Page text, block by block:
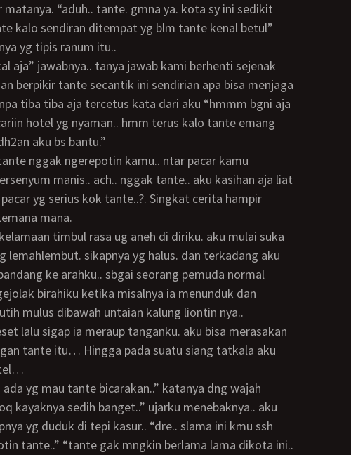
“aduh.. tante. gmna ya. kota sy ini sedikit
kalo sendiran ditempat yg blm tante kenal betul”
yg tipis ranum itu..
berpikir tante secantik ini sendirian apa bisa menjaga
tiba tiba aja tercetus kata dari aku “hmmm bgni aja
hotel yg nyaman.. hmm terus kalo tante emang
aku bs bantu.”
manis.. ach.. nggak tante.. aku kasihan aja liat
yg serius kok tante..?. Singkat cerita hampir
mana.
lemahlembut. sikapnya yg halus. dan terkadang aku
ke arahku.. sbgai seorang pemuda normal
birahiku ketika misalnya ia menunduk dan
mulus dibawah untaian kalung liontin nya..
tante itu… Hingga pada suatu siang tatkala aku
kayaknya sedih banget..” ujarku menebaknya.. aku
yg duduk di tepi kasur.. “dre.. slama ini kmu ssh
tante..” “tante gak mngkin berlama lama dikota ini..